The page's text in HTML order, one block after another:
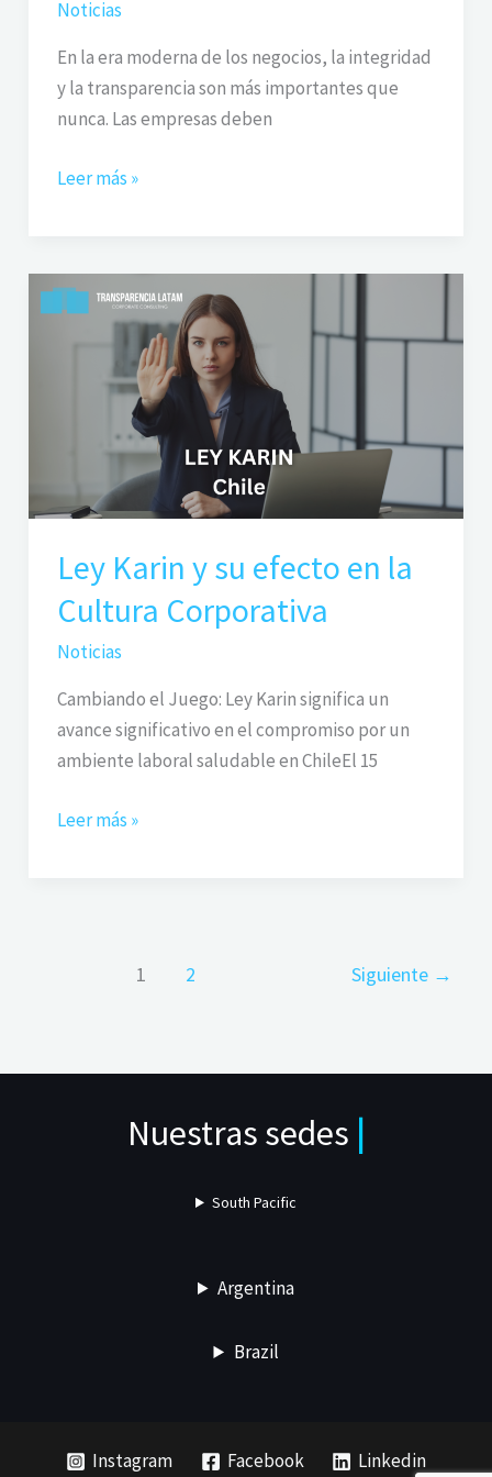
Noticias
En la era moderna de los negocios, la integridad
y la transparencia son más importantes que
nunca. Las empresas deben
Leer más »
Ley Karin y su efecto en la
Cultura Corporativa
Noticias
Cambiando el Juego: Ley Karin significa un
avance significativo en el compromiso por un
ambiente laboral saludable en ChileEl 15
Ley
Karin
Cultura
Leer más »
1 2 Siguiente →
Nuestras sedes |
South Pacific
Argentina
Brazil
Instagram Facebook Linkedin